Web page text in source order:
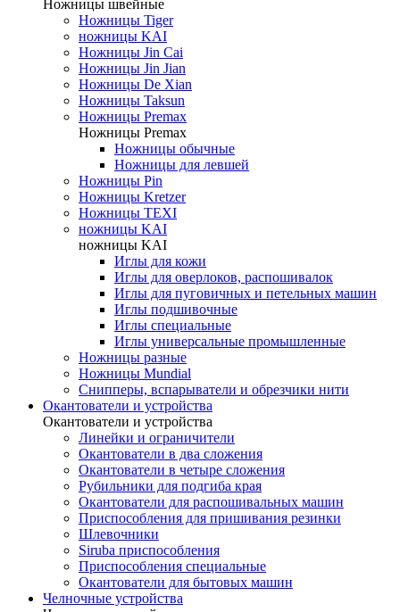
Ножницы швейные
Ножницы Tiger
ножницы KAI
Ножницы Jin Cai
Ножницы Jin Jian
Ножницы De Xian
Ножницы Taksun
Ножницы Premax
Ножницы Premax
Ножницы обычные
Ножницы для левшей
Ножницы Pin
Ножницы Kretzer
Ножницы TEXI
ножницы KAI
ножницы KAI
Иглы для кожи
Иглы для оверлоков, распошивалок
Иглы для пуговичных и петельных машин
Иглы подшивочные
Иглы специальные
Иглы универсальные промышленные
Ножницы разные
Ножницы Mundial
Снипперы, вспарыватели и обрезчики нити
Окантователи и устройства
Окантователи и устройства
Линейки и ограничители
Окантователи в два сложения
Окантователи в четыре сложения
Рубильники для подгиба края
Окантователи для распошивальных машин
Приспособления для пришивания резинки
Шлевочники
Siruba приспособления
Приспособления специальные
Окантователи для бытовых машин
Челночные устройства